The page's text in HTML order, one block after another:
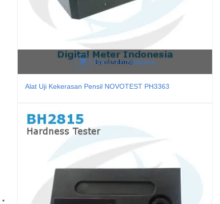
Baca selengkapnya
Alat Uji Kekerasan Pensil NOVOTEST PH3363